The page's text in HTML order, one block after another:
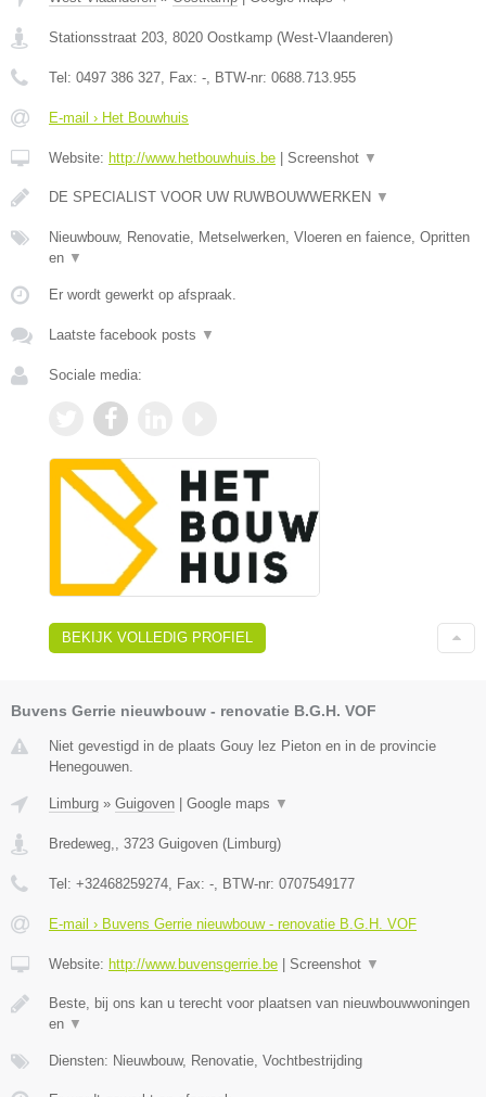
Stationsstraat 203, 8020 Oostkamp (West-Vlaanderen)
Tel: 0497 386 327, Fax: -, BTW-nr: 0688.713.955
E-mail › Het Bouwhuis
Website: http://www.hetbouwhuis.be Screenshot ▼
DE SPECIALIST VOOR UW RUWBOUWWERKEN ▼
Nieuwbouw, Renovatie, Metselwerken, Vloeren en faience, Opritten
en ▼
Er wordt gewerkt op afspraak.
Laatste facebook posts ▼
Sociale media:
BEKIJK VOLLEDIG PROFIEL
Buvens Gerrie nieuwbouw - renovatie B.G.H. VOF
Niet gevestigd in de plaats Gouy lez Pieton en in de provincie
Henegouwen.
Limburg » Guigoven Google maps ▼
Bredeweg,, 3723 Guigoven (Limburg)
Tel: +32468259274, Fax: -, BTW-nr: 0707549177
E-mail › Buvens Gerrie nieuwbouw - renovatie B.G.H. VOF
Website: http://www.buvensgerrie.be Screenshot ▼
Beste, bij ons kan u terecht voor plaatsen van nieuwbouwwoningen
en ▼
Diensten: Nieuwbouw, Renovatie, Vochtbestrijding